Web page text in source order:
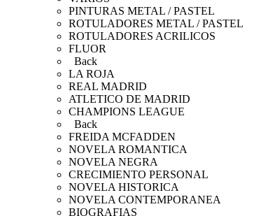
PINTURAS METAL / PASTEL
ROTULADORES METAL / PASTEL
ROTULADORES ACRILICOS
FLUOR
Back
LA ROJA
REAL MADRID
ATLETICO DE MADRID
CHAMPIONS LEAGUE
Back
FREIDA MCFADDEN
NOVELA ROMANTICA
NOVELA NEGRA
CRECIMIENTO PERSONAL
NOVELA HISTORICA
NOVELA CONTEMPORANEA
BIOGRAFIAS